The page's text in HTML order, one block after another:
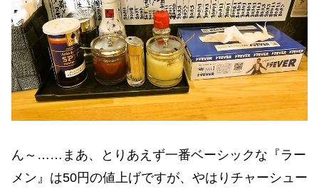
ん～……まあ、とりあえず一番ベーシックな『ラー
メン』は50円の値上げですが、やはりチャーシュー